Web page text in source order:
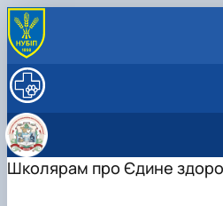
ПРО КАФЕДРУ
НАУКОВА РОБОТА
Студентський
санітарії та гігієни»
Наукова діяльність
Наукові
Аспірантура
МІЖНАРОДНА ДІЯЛЬНІСТЬ
Міжнародні проекти
Модуль Жана
Школярам про Єдине